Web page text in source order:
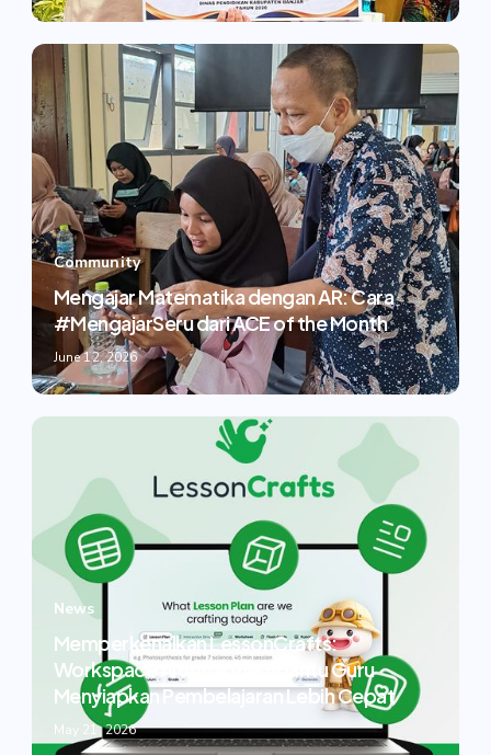
Community
Mengajar Matematika dengan AR: Cara
#MengajarSeru dari ACE of the Month
June 12, 2026
News
Memperkenalkan LessonCrafts:
Workspace AI untuk Membantu Guru
Menyiapkan Pembelajaran Lebih Cepat
May 21, 2026